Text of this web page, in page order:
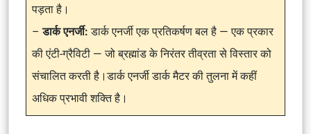
पड़ता है।
–डार्क एनर्जी:डार्क एनर्जी एक प्रतिकर्षण बल है — एक प्रकार
की एंटी-ग्रैविटी — जो ब्रह्मांड के निरंतर तीव्रता से विस्तार को
संचालित करती है।डार्क एनर्जी डार्क मैटर की तुलना में कहीं
अधिक प्रभावी शक्ति है।